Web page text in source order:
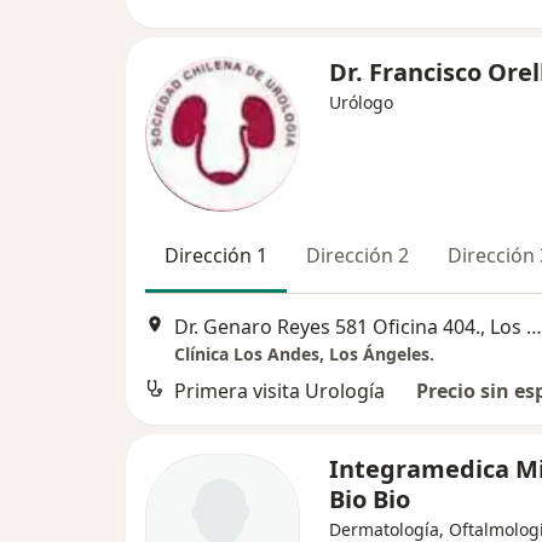
Dr. Francisco
Urólogo
Dirección 1 Dirección 2 Dirección
Dr. Genaro Reyes 581 Oficina 404., Los Ángeles
Clínica Los Andes, Los Ángeles.
Primera visita Urología Precio sin
Integramedica
Bio Bio
Dermatología,